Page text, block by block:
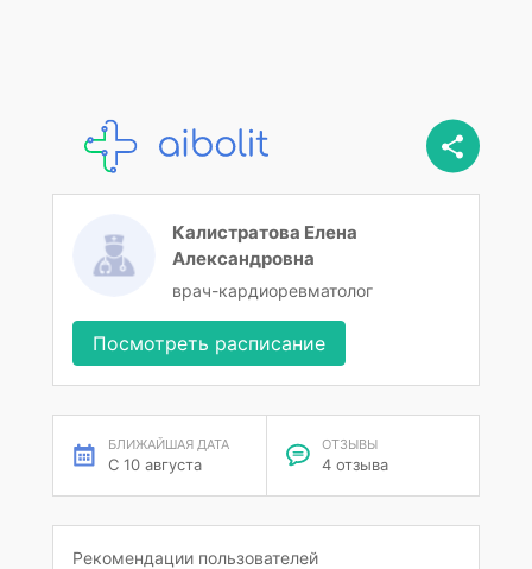
Калистратова Елена
Александровна
врач-кардиоревматолог
Посмотреть расписание
БЛИЖАЙШАЯ ДАТА
С 10 августа
ОТЗЫВЫ
4 отзыва
Рекомендации пользователей